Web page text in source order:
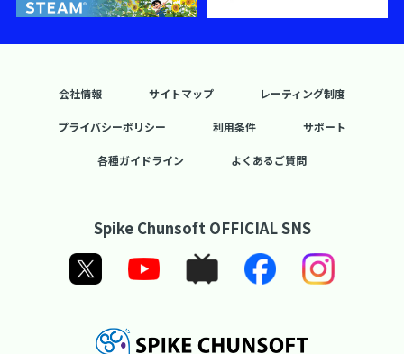
会社情報 サイトマップ レーティング制度
プライバシーポリシー 利用条件 サポート
各種ガイドライン よくあるご質問
Spike Chunsoft OFFICIAL SNS